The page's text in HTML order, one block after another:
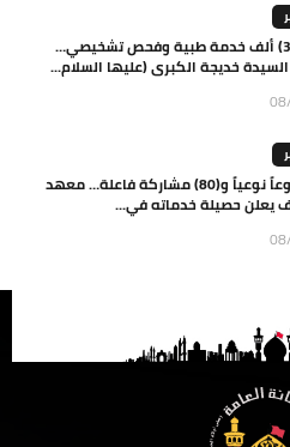
أكثر من (37) ألف خدمة طبية وفحص تشخيصي…
خديجة الكبرى (عليها السلام...
بـ(18) مشروعاً نوعياً و(80) مشاركة فاعلة… معهد
يعلن حصيلة خدماته في...